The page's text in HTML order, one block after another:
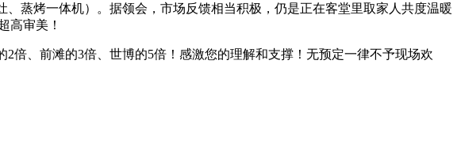
蒸烤一体机）。据领会，市场反馈相当积极，仍是正在客堂里取家人共度温暖
高审美！
、前滩的3倍、世博的5倍！感激您的理解和支撑！无预定一律不予现场欢